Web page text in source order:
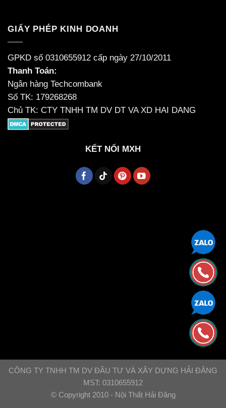
GIẤY PHÉP KINH DOANH
GPKD số 0310655912 cấp ngày 27/10/2011
Thanh Toán:
Ngân hàng Techcombank
Số TK: 179268268
Chủ TK: CTY TNHH TM DV DT VA XD HAI DANG
KẾT NỐI MXH
CÔNG TY TNHH TM DV ĐẦU TƯ VÀ XÂY DỰNG HẢI ĐĂNG
MST: 0310655912
© Copyright 2010 - Nội Thất Hải Đăng